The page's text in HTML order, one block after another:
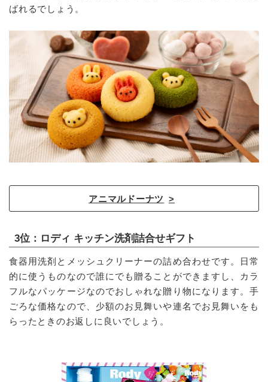
ばれるでしょう。
アニマルドーナツ
3位：ロディ キッチン洗剤詰合せギフト
食器用洗剤とメッシュクリーナーの詰め合わせです。日常
的に使うものなので誰にでも贈ることができますし、カラ
フルなパッケージなのでおしゃれな贈り物になります。手
ごろな価格なので、少額のお見舞いや連名でお見舞いをも
らったときのお返しに良いでしょう。